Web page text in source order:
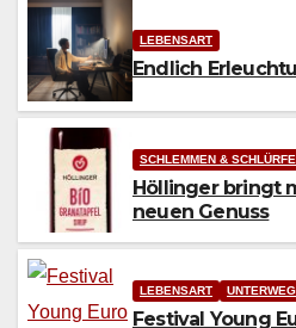
LEBENSART
Endlich
SCHLEMMEN &
Höllinger bringt
neuen Genuss
LEBENSART
Festival Young